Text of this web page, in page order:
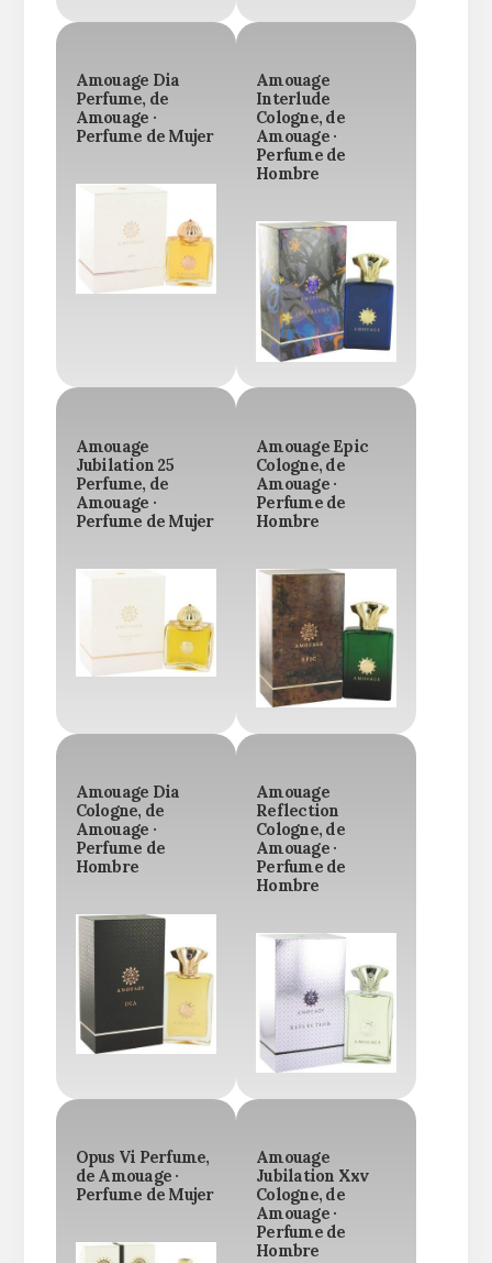
Amouage Dia
Perfume, de
Amouage ·
Perfume de Mujer
Amouage
Interlude
Cologne, de
Amouage ·
Perfume de
Hombre
Amouage
Jubilation 25
Perfume, de
Amouage ·
Perfume de Mujer
Amouage Epic
Cologne, de
Amouage ·
Perfume de
Hombre
Amouage Dia
Cologne, de
Amouage ·
Perfume de
Hombre
Amouage
Reflection
Cologne, de
Amouage ·
Perfume de
Hombre
Opus Vi Perfume,
de Amouage ·
Perfume de Mujer
Amouage
Jubilation Xxv
Cologne, de
Amouage ·
Perfume de
Hombre